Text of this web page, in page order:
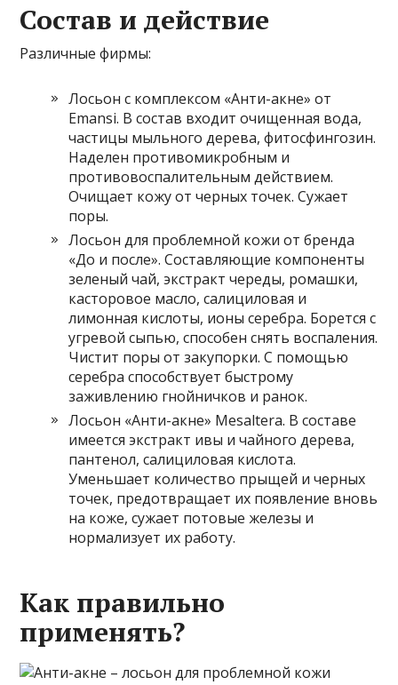
Состав и действие
Различные фирмы:
Лосьон с комплексом «Анти-акне» от
Emansi. В состав входит очищенная вода,
частицы мыльного дерева, фитосфингозин.
Наделен противомикробным и
противовоспалительным действием.
Очищает кожу от черных точек. Сужает
поры.
Лосьон для проблемной кожи от бренда
«До и после». Составляющие компоненты
зеленый чай, экстракт череды, ромашки,
касторовое масло, салициловая и
лимонная кислоты, ионы серебра. Борется с
угревой сыпью, способен снять воспаления.
Чистит поры от закупорки. С помощью
серебра способствует быстрому
заживлению гнойничков и ранок.
Лосьон «Анти-акне» Mesaltera. В составе
имеется экстракт ивы и чайного дерева,
пантенол, салициловая кислота.
Уменьшает количество прыщей и черных
точек, предотвращает их появление вновь
на коже, сужает потовые железы и
нормализует их работу.
Как правильно
применять?